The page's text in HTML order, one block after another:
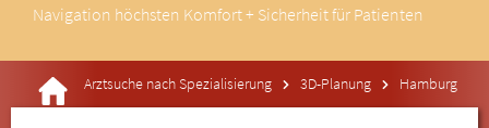
Navigation höchsten Komfort + Sicherheit für Patienten
Arztsuche nach Spezialisierung 3D-Planung Hamburg